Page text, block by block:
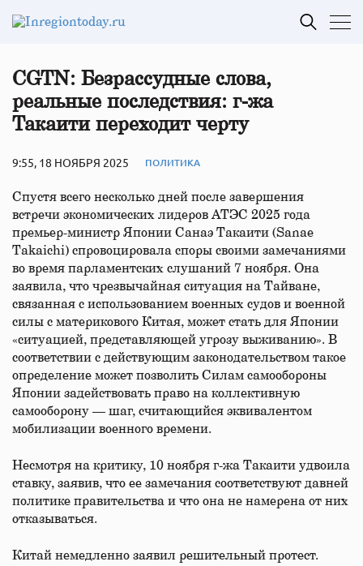
CGTN: Безрассудные слова,
реальные последствия: г-жа
Такаити переходит черту
9:55, 18 НОЯБРЯ 2025 ПОЛИТИКА
Спустя всего несколько дней после завершения
встречи экономических лидеров АТЭС 2025 года
премьер-министр Японии Санаэ Такаити (Sanae
Takaichi) спровоцировала споры своими замечаниями
во время парламентских слушаний 7 ноября. Она
заявила, что чрезвычайная ситуация на Тайване,
связанная с использованием военных судов и военной
силы с материкового Китая, может стать для Японии
«ситуацией, представляющей угрозу выживанию». В
соответствии с действующим законодательством такое
определение может позволить Силам самообороны
Японии задействовать право на коллективную
самооборону — шаг, считающийся эквивалентом
мобилизации военного времени.
Несмотря на критику, 10 ноября г-жа Такаити удвоила
ставку, заявив, что ее замечания соответствуют давней
политике правительства и что она не намерена от них
отказываться.
Китай немедленно заявил решительный протест.